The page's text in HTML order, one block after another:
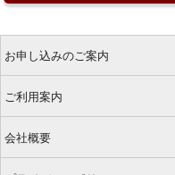
お申し込みのご案内
ご利用案内
会社概要